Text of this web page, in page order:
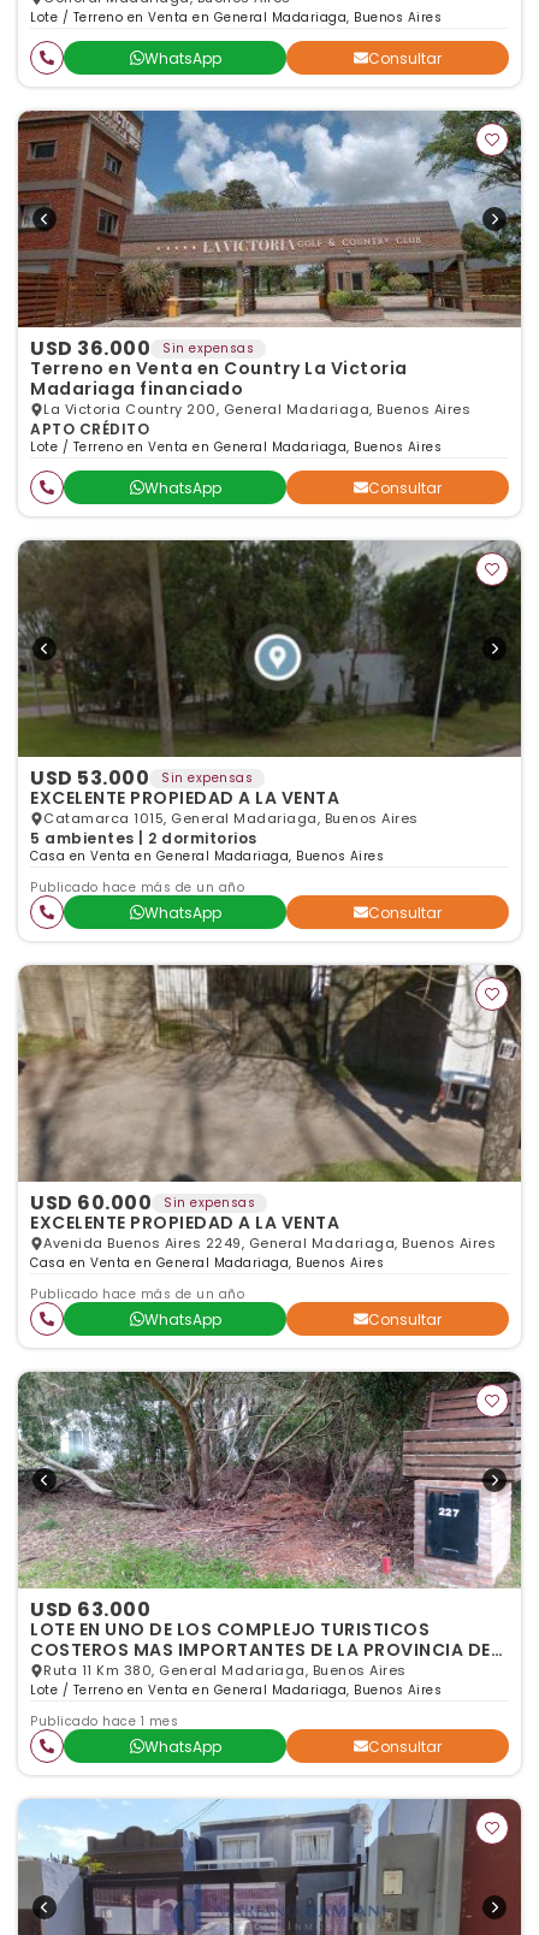
Lote / Terreno en Venta en General Madariaga, Buenos Aires
WhatsApp Consultar
USD 36.000 Sin expensas
Terreno en Venta en Country La Victoria
Madariaga financiado
La Victoria Country 200, General Madariaga, Buenos Aires
APTO CRÉDITO
Lote / Terreno en Venta en General Madariaga, Buenos Aires
WhatsApp Consultar
USD 53.000 Sin expensas
EXCELENTE PROPIEDAD A LA VENTA
Catamarca 1015, General Madariaga, Buenos Aires
5 ambientes | 2 dormitorios
Casa en Venta en General Madariaga, Buenos Aires
Publicado hace más de un año
WhatsApp Consultar
USD 60.000 Sin expensas
EXCELENTE PROPIEDAD A LA VENTA
Avenida Buenos Aires 2249, General Madariaga, Buenos Aires
Casa en Venta en General Madariaga, Buenos Aires
Publicado hace más de un año
WhatsApp Consultar
USD 63.000
LOTE EN UNO DE LOS COMPLEJO TURISTICOS
COSTEROS MAS IMPORTANTES DE LA PROVINCIA DE
BUENOS AIRES
Ruta 11 Km 380, General Madariaga, Buenos Aires
Lote / Terreno en Venta en General Madariaga, Buenos Aires
Publicado hace 1 mes
WhatsApp Consultar